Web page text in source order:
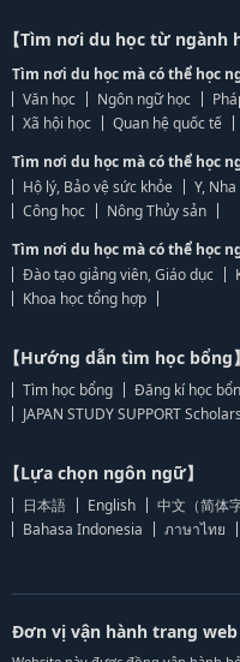
【Tìm nơi du học từ ngành
Tìm nơi du học mà có thể học
Văn học
Ngôn ngữ học
Xã hội học
Quan hệ quốc tế
Tìm nơi du học mà có thể học
Hộ lý, Bảo vệ sức khỏe
Y, Nha
Công học
Nông Thủy sản
Tìm nơi du học mà có thể học
Đào tạo giảng viên, Giáo dục
Khoa học tổng hợp
【Hướng dẫn tìm học bổng】
Tìm học bổng
Đăng kí học
JAPAN STUDY SUPPORT
【Lựa chọn ngôn ngữ】
日本語 English 中文（简体字
Bahasa Indonesia
ภาษาไทย
Đơn vị vận hành trang web